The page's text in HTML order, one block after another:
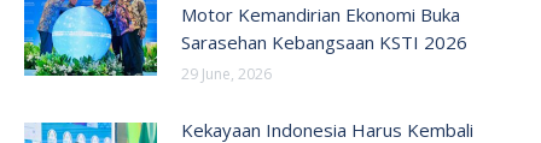
Motor Kemandirian Ekonomi Buka
Sarasehan Kebangsaan KSTI 2026
29 June, 2026
Kekayaan Indonesia Harus Kembali